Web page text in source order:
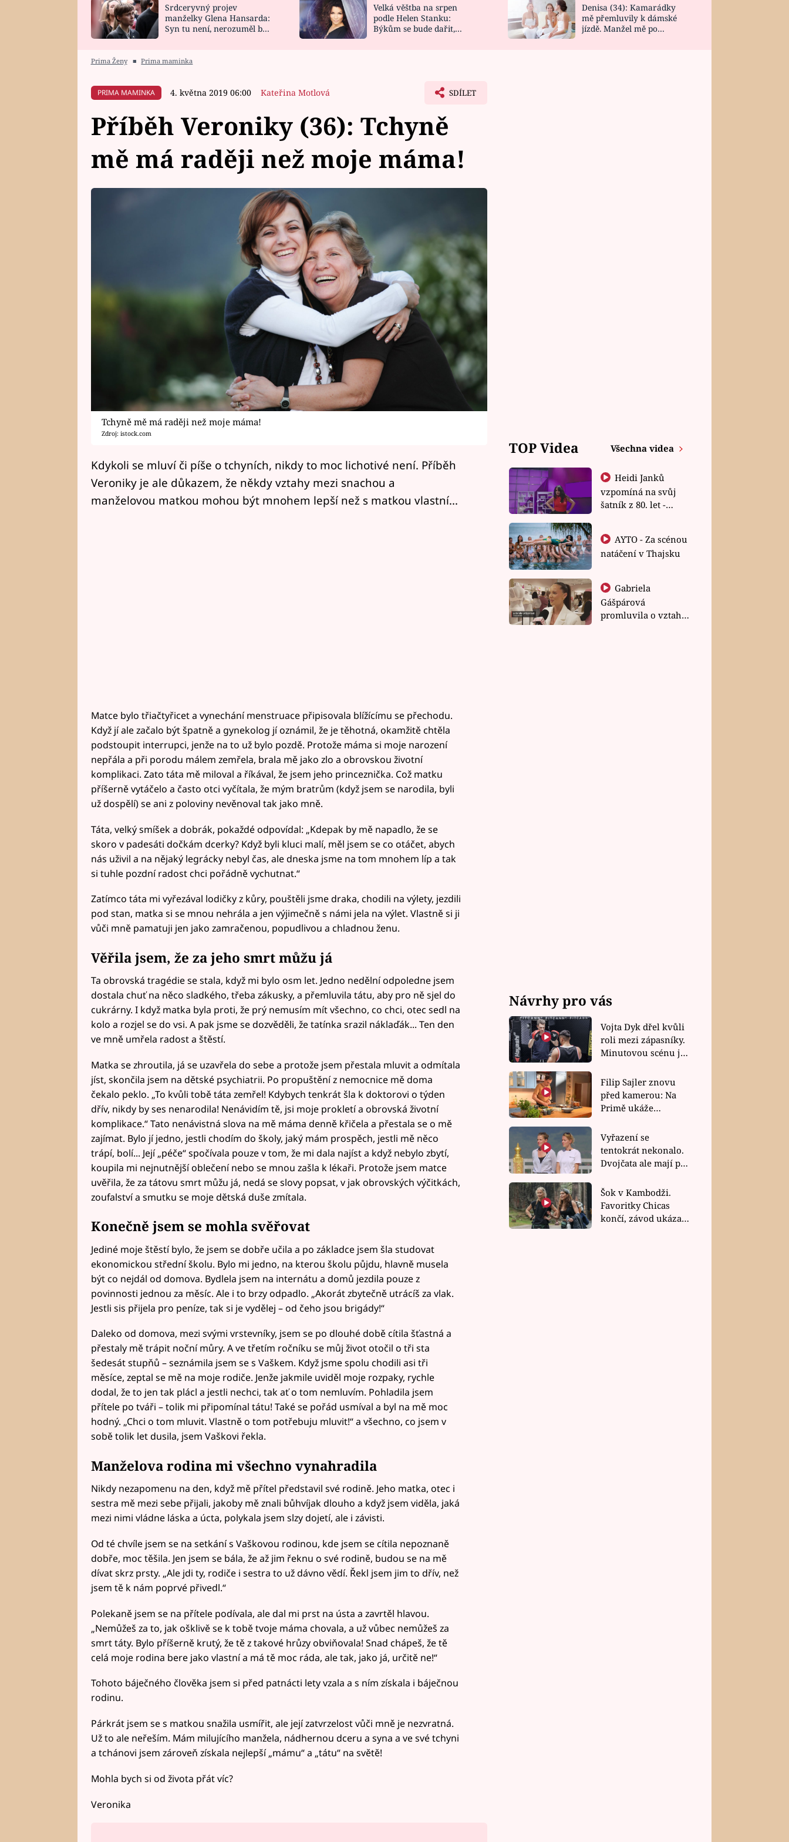
HOROSKOP NA
CELEBRITY
VAŘENÍ
NOVINKY
VIDEORECEPTY
DESIGN
Srdceryvný projev
manželky Glena Hansarda:
Syn tu není, nerozuměl by
Velká věštba na srpen
podle Helen Stanku:
Býkům se bude dařit,
Denisa (34): Kamarádky
mě přemluvily k dámské
jízdě. Manžel mě po
Prima Ženy ■ Prima maminka
PRIMA MAMINKA 4. května 2019 06:00 Kateřina Motlová SDÍLET
Příběh Veroniky (36): Tchyně
mě má raději než moje máma!
Tchyně mě má raději než moje máma!
Zdroj: istock.com
Kdykoli se mluví či píše o tchyních, nikdy to moc lichotivé není. Příběh
Veroniky je ale důkazem, že někdy vztahy mezi snachou a
manželovou matkou mohou být mnohem lepší než s matkou vlastní...
Matce bylo třiačtyřicet a vynechání menstruace připisovala blížícímu se přechodu.
Když jí ale začalo být špatně a gynekolog jí oznámil, že je těhotná, okamžitě chtěla
podstoupit interrupci, jenže na to už bylo pozdě. Protože máma si moje narození
nepřála a při porodu málem zemřela, brala mě jako zlo a obrovskou životní
komplikaci. Zato táta mě miloval a říkával, že jsem jeho princeznička. Což matku
příšerně vytáčelo a často otci vyčítala, že mým bratrům (když jsem se narodila, byli
už dospělí) se ani z poloviny nevěnoval tak jako mně.
Táta, velký smíšek a dobrák, pokaždé odpovídal: „Kdepak by mě napadlo, že se
skoro v padesáti dočkám dcerky? Když byli kluci malí, měl jsem se co otáčet, abych
nás uživil a na nějaký legrácky nebyl čas, ale dneska jsme na tom mnohem líp a tak
si tuhle pozdní radost chci pořádně vychutnat.“
Zatímco táta mi vyřezával lodičky z kůry, pouštěli jsme draka, chodili na výlety, jezdili
pod stan, matka si se mnou nehrála a jen výjimečně s námi jela na výlet. Vlastně si ji
vůči mně pamatuji jen jako zamračenou, popudlivou a chladnou ženu.
Věřila jsem, že za jeho smrt můžu já
Ta obrovská tragédie se stala, když mi bylo osm let. Jedno nedělní odpoledne jsem
dostala chuť na něco sladkého, třeba zákusky, a přemluvila tátu, aby pro ně sjel do
cukrárny. I když matka byla proti, že prý nemusím mít všechno, co chci, otec sedl na
kolo a rozjel se do vsi. A pak jsme se dozvěděli, že tatínka srazil náklaďák... Ten den
ve mně umřela radost a štěstí.
Matka se zhroutila, já se uzavřela do sebe a protože jsem přestala mluvit a odmítala
jíst, skončila jsem na dětské psychiatrii. Po propuštění z nemocnice mě doma
čekalo peklo. „To kvůli tobě táta zemřel! Kdybych tenkrát šla k doktorovi o týden
dřív, nikdy by ses nenarodila! Nenávidím tě, jsi moje prokletí a obrovská životní
komplikace.“ Tato nenávistná slova na mě máma denně křičela a přestala se o mě
zajímat. Bylo jí jedno, jestli chodím do školy, jaký mám prospěch, jestli mě něco
trápí, bolí... Její „péče“ spočívala pouze v tom, že mi dala najíst a když nebylo zbytí,
koupila mi nejnutnější oblečení nebo se mnou zašla k lékaři. Protože jsem matce
uvěřila, že za tátovu smrt můžu já, nedá se slovy popsat, v jak obrovských výčitkách,
zoufalství a smutku se moje dětská duše zmítala.
Konečně jsem se mohla svěřovat
Jediné moje štěstí bylo, že jsem se dobře učila a po základce jsem šla studovat
ekonomickou střední školu. Bylo mi jedno, na kterou školu půjdu, hlavně musela
být co nejdál od domova. Bydlela jsem na internátu a domů jezdila pouze z
povinnosti jednou za měsíc. Ale i to brzy odpadlo. „Akorát zbytečně utrácíš za vlak.
Jestli sis přijela pro peníze, tak si je vydělej – od čeho jsou brigády!“
Daleko od domova, mezi svými vrstevníky, jsem se po dlouhé době cítila šťastná a
přestaly mě trápit noční můry. A ve třetím ročníku se můj život otočil o tři sta
šedesát stupňů – seznámila jsem se s Vaškem. Když jsme spolu chodili asi tři
měsíce, zeptal se mě na moje rodiče. Jenže jakmile uviděl moje rozpaky, rychle
dodal, že to jen tak plácl a jestli nechci, tak ať o tom nemluvím. Pohladila jsem
přítele po tváři – tolik mi připomínal tátu! Také se pořád usmíval a byl na mě moc
hodný. „Chci o tom mluvit. Vlastně o tom potřebuju mluvit!“ a všechno, co jsem v
sobě tolik let dusila, jsem Vaškovi řekla.
Manželova rodina mi všechno vynahradila
Nikdy nezapomenu na den, když mě přítel představil své rodině. Jeho matka, otec i
sestra mě mezi sebe přijali, jakoby mě znali bůhvíjak dlouho a když jsem viděla, jaká
mezi nimi vládne láska a úcta, polykala jsem slzy dojetí, ale i závisti.
Od té chvíle jsem se na setkání s Vaškovou rodinou, kde jsem se cítila nepoznaně
dobře, moc těšila. Jen jsem se bála, že až jim řeknu o své rodině, budou se na mě
dívat skrz prsty. „Ale jdi ty, rodiče i sestra to už dávno vědí. Řekl jsem jim to dřív, než
jsem tě k nám poprvé přivedl.“
Polekaně jsem se na přítele podívala, ale dal mi prst na ústa a zavrtěl hlavou.
„Nemůžeš za to, jak ošklivě se k tobě tvoje máma chovala, a už vůbec nemůžeš za
smrt táty. Bylo příšerně krutý, že tě z takové hrůzy obviňovala! Snad chápeš, že tě
celá moje rodina bere jako vlastní a má tě moc ráda, ale tak, jako já, určitě ne!“
Tohoto báječného člověka jsem si před patnácti lety vzala a s ním získala i báječnou
rodinu.
Párkrát jsem se s matkou snažila usmířit, ale její zatvrzelost vůči mně je nezvratná.
Už to ale neřeším. Mám milujícího manžela, nádhernou dceru a syna a ve své tchyni
a tchánovi jsem zároveň získala nejlepší „mámu“ a „tátu“ na světě!
Mohla bych si od života přát víc?
Veronika
TOP Videa Všechna videa
Heidi Janků
vzpomíná na svůj
šatník z 80. let -
natáčení v Thajsku
Gabriela
Gášpárová
promluvila o vztahu
Návrhy pro vás
Vojta Dyk dřel kvůli
roli mezi zápasníky.
Minutovou scénu jel
Filip Sajler znovu
před kamerou: Na
Primě ukáže
rychlé recepty
Vyřazení se
tentokrát nekonalo.
Dvojčata ale mají po
závodu nůž na krku
Šok v Kambodži.
Favoritky Chicas
končí, závod ukázal